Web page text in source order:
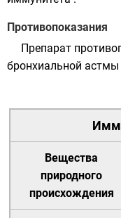
Противопоказания
Препарат
бронхиальной астмы
Вещества
природного
происхождения